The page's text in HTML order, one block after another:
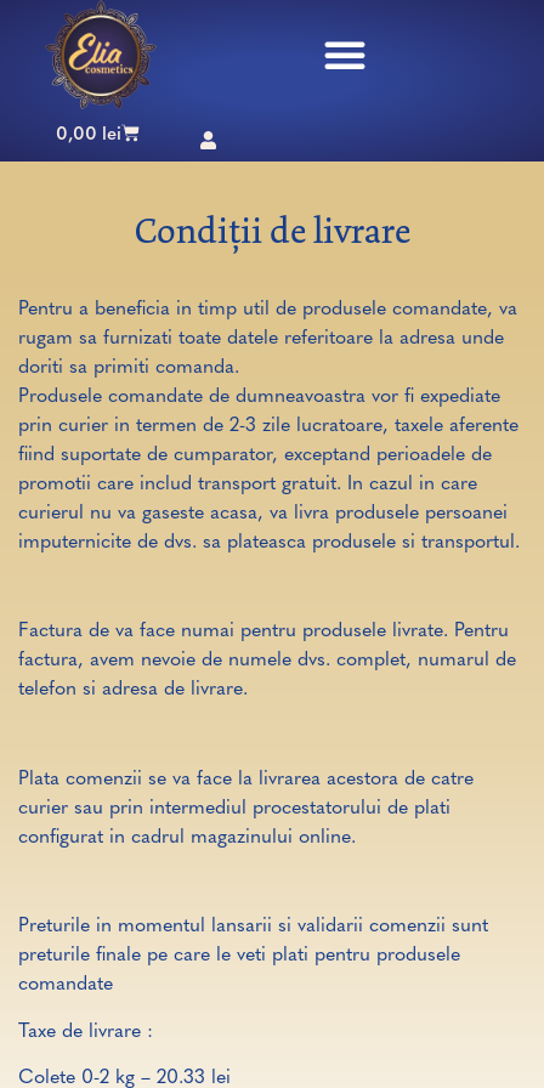
0,00 lei
Condiții de livrare
Pentru a beneficia in timp util de produsele comandate, va
rugam sa furnizati toate datele referitoare la adresa unde
doriti sa primiti comanda.
Produsele comandate de dumneavoastra vor fi expediate
prin curier in termen de 2-3 zile lucratoare, taxele aferente
fiind suportate de cumparator, exceptand perioadele de
promotii care includ transport gratuit. In cazul in care
curierul nu va gaseste acasa, va livra produsele persoanei
imputernicite de dvs. sa plateasca produsele si transportul.
Factura de va face numai pentru produsele livrate. Pentru
factura, avem nevoie de numele dvs. complet, numarul de
telefon si adresa de livrare.
Plata comenzii se va face la livrarea acestora de catre
curier sau prin intermediul procestatorului de plati
configurat in cadrul magazinului online.
Preturile in momentul lansarii si validarii comenzii sunt
preturile finale pe care le veti plati pentru produsele
comandate
Taxe de livrare :
Colete 0-2 kg – 20.33 lei